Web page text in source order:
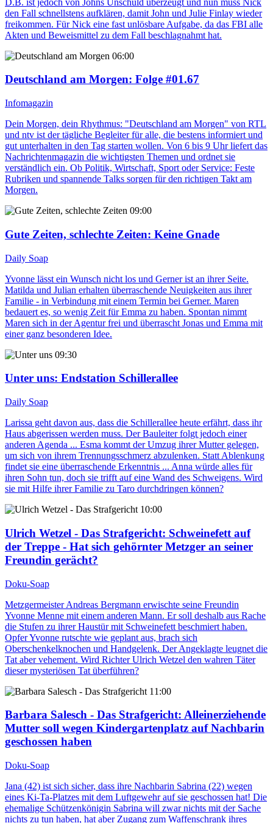
den Fall schnellstens aufklären, damit John und Julie Finlay wieder
freikommen. Für Nick eine fast unlösbare Aufgabe, da das FBI alle
Akten und Beweismittel zu dem Fall beschlagnahmt hat.
06:00
Deutschland am Morgen: Folge #01.67
Infomagazin
Dein Morgen, dein Rhythmus: "Deutschland am Morgen" von RTL
und ntv ist der tägliche Begleiter für alle, die bestens informiert und
gut unterhalten in den Tag starten wollen. Von 6 bis 9 Uhr liefert das
Nachrichtenmagazin die wichtigsten Themen und ordnet sie
verständlich ein. Ob Politik, Wirtschaft, Sport oder Service: Feste
Rubriken und spannende Talks sorgen für den richtigen Takt am
Morgen.
09:00
Gute Zeiten, schlechte Zeiten: Keine Gnade
Daily Soap
Yvonne lässt ein Wunsch nicht los und Gerner ist an ihrer Seite.
Matilda und Julian erhalten überraschende Neuigkeiten aus ihrer
Familie - in Verbindung mit einem Termin bei Gerner. Maren
bedauert es, so wenig Zeit für Emma zu haben. Spontan nimmt
Maren sich in der Agentur frei und überrascht Jonas und Emma mit
einer ganz besonderen Idee.
09:30
Unter uns: Endstation Schillerallee
Daily Soap
Larissa geht davon aus, dass die Schillerallee heute erfährt, dass ihr
Haus abgerissen werden muss. Der Bauleiter folgt jedoch einer
anderen Agenda ... Esma kommt der Umzug ihrer Mutter gelegen,
um sich von ihrem Trennungsschmerz abzulenken. Statt Ablenkung
findet sie eine überraschende Erkenntnis ... Anna würde alles für
ihren Sohn tun, doch sie trifft auf eine Wand des Schweigens. Wird
sie mit Hilfe ihrer Familie zu Taro durchdringen können?
10:00
Ulrich Wetzel - Das Strafgericht: Schweinefett auf
der Treppe - Hat sich gehörnter Metzger an seiner
Freundin gerächt?
Doku-Soap
Metzgermeister Andreas Bergmann erwischte seine Freundin
Yvonne Menne mit einem anderen Mann. Er soll deshalb aus Rache
die Stufen zu ihrer Haustür mit Schweinefett beschmiert haben.
Opfer Yvonne rutschte wie geplant aus, brach sich
Oberschenkelknochen und Handgelenk. Der Angeklagte leugnet die
Tat aber vehement. Wird Richter Ulrich Wetzel den wahren Täter
dieser mysteriösen Tat überführen?
11:00
Barbara Salesch - Das Strafgericht: Alleinerziehende
Mutter soll wegen Kindergartenplatz auf Nachbarin
geschossen haben
Doku-Soap
Jana (42) ist sich sicher, dass ihre Nachbarin Sabrina (22) wegen
eines Ki-Ta-Platzes mit dem Luftgewehr auf sie geschossen hat! Die
ehemalige Schützenkönigin Sabrina will zwar nichts mit der Sache
nichts zu tun haben, hat aber Zugang zum Waffenschrank ihres